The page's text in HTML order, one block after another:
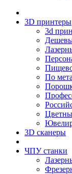
3D принтеры
3d
По
3D сканеры
ЧПУ станки